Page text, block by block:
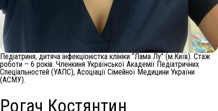
Педіатриня, дитяча інфекціоністка клініки “Лама Лу” (м.Київ). Стаж
роботи – 6 років. Членкиня Української Академії Педіатричних
Спеціальностей (УАПС), Асоціації Сімейної Медицини України
(АСМУ).
Рогач Костянтин